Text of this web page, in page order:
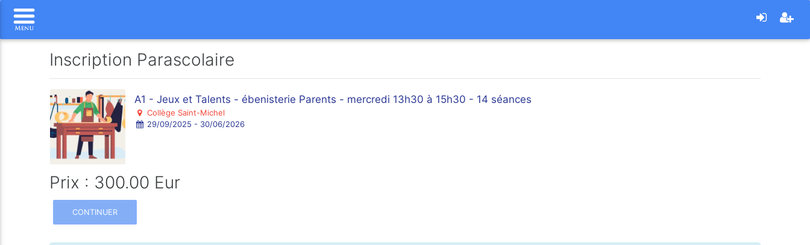
Inscription Parascolaire
A1 - Jeux et Talents - ébenisterie Parents - mercredi 13h30 à 15h30 - 14 séances
Collège Saint-Michel
29/09/2025 - 30/06/2026
Prix : 300.00 Eur
CONTINUER